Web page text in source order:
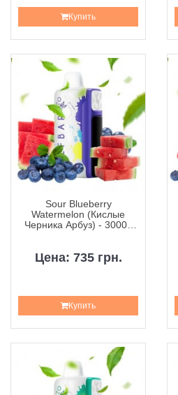
Купить
Sour Blueberry
Watermelon (Кислые
Черника Арбуз) - 30000
Цена: 735 грн.
Купить